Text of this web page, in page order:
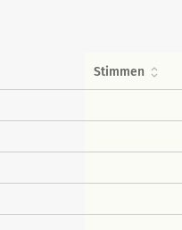
Stimmen